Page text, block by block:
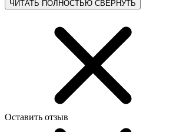
ЧИТАТЬ ПОЛНОСТЬЮ СВЕРНУТЬ
Оставить отзыв